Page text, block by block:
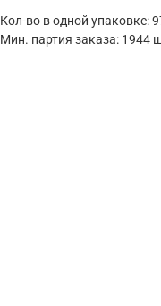
Кол-во в одной упаковке:
Мин. партия заказа: 1944